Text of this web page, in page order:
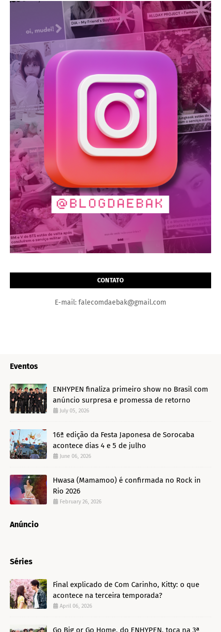
CONTATO
E-mail: falecomdaebak@gmail.com
Eventos
ENHYPEN finaliza primeiro show no Brasil com
anúncio surpresa e promessa de retorno
July 05, 2026
16ª edição da Festa Japonesa de Sorocaba
acontece dias 4 e 5 de julho
June 06, 2026
Hwasa (Mamamoo) é confirmada no Rock in
Rio 2026
February 26, 2026
Anúncio
Séries
Final explicado de Com Carinho, Kitty: o que
acontece na terceira temporada?
April 06, 2026
Go Big or Go Home, do ENHYPEN, toca na 3ª